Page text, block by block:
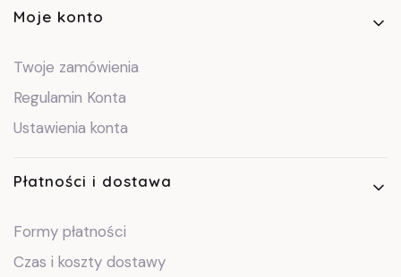
Moje konto
Twoje zamówienia
Regulamin Konta
Ustawienia konta
Płatności i dostawa
Formy płatności
Czas i koszty dostawy